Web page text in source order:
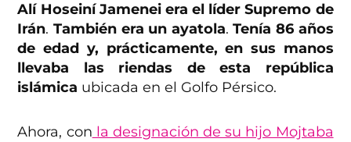
Alí Hoseiní Jamenei era el líder Supremo de
Irán. También era un ayatola.Tenía 86 años
de edad y, prácticamente, en sus manos
llevaba las riendas de esta república
islámica ubicada en el Golfo Pérsico.
Ahora, con la designación de su hijo Mojtaba